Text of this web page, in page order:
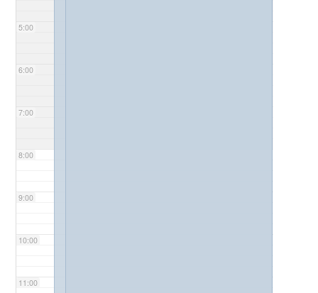
5:00
6:00
7:00
8:00
9:00
10:00
11:00